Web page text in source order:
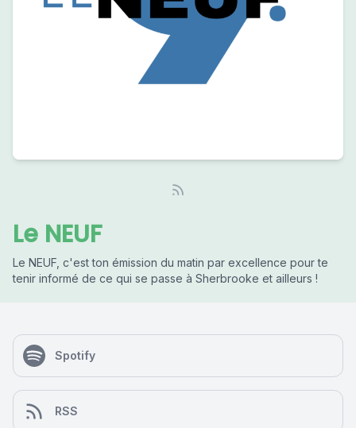
Le NEUF
Le NEUF, c'est ton émission du matin par excellence pour te
tenir informé de ce qui se passe à Sherbrooke et ailleurs !
Spotify
RSS